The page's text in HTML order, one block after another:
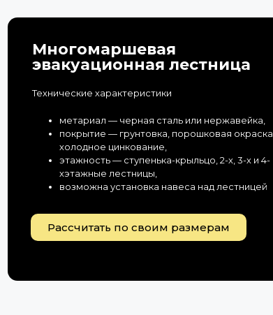
Многомаршевая
эвакуационная лестница
Технические характеристики
метариал — черная сталь или нержавейка,
покрытие — грунтовка, порошковая окраска,
холодное цинкование,
этажность — ступенька-крыльцо, 2-х, 3-х и 4-
хэтажные лестницы,
возможна установка навеса над лестницей
Рассчитать по своим размерам